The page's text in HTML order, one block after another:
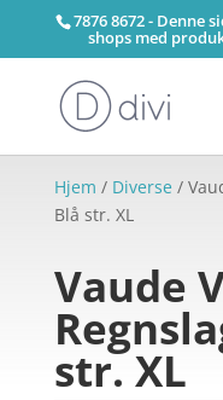
7876 8672 - Denne
shops med
Hjem / Diverse /
Blå str. XL
Vaude
str. XL